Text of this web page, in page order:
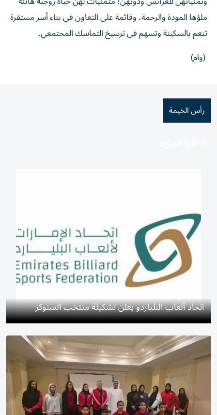
ملؤها المودة والرحمة، وقائمة على التعاون في بناء أسر مستقرة
تنعم بالسكينة وتسهم في ترسيخ التماسك المجتمعي.
(وام)
رأس الخيمة
اتحاد ألعاب البلياردو يعلن تشكيلة منتخب السنوكر